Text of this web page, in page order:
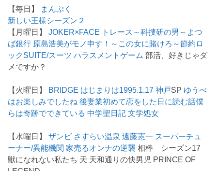
【毎日】
まんぷく
新しい王様シーズン２
【月曜日】JOKER×FACE トレース～科捜研の男～ よつ
ば銀行 原島浩美がモノ申す！～この女に賭けろ～節約ロ
ック SUITE/スーツ ハラスメントゲーム 部活、好きじゃダ
メですか？
【火曜日】 BRIDGE はじまりは1995.1.17 神戸SP ゆうべ
はお楽しみでしたね 後妻業初めて恋をした日に読む話僕
らは奇跡でできている 中学聖日記 文学処女
【水曜日】ザンビ さすらい温泉 遠藤憲一 スーパーチュ
ーナー/異能機関 家売るオンナの逆襲 相棒 シーズン17
獣になれない私たち 天 天和通りの快男児 PRINCE OF